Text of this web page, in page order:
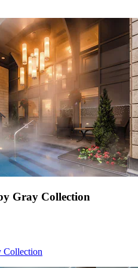
Gray Collection
Collection